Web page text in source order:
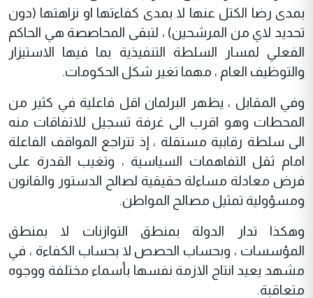
بمدى رضا الكتل عنها لا بمدى كفاءتها او نزاهتها (دون
تحديد لاي من المرشحين) ، لتبقى المحاصصة هي الحاكم
الفعلي لمسار السلطة التنفيذية بما فيها الاستيزار
والتوظيف العام ، مهما تغير شكل الحكومات.
وفي المقابل ، يظهر البرلمان اقل فاعلية في كثير من
المحطات وهو اقرب الى غرفة تسجيل للاتفاقات منه
الى سلطة رقابية مستقلة ، إذ تتراجع المواقف الفاعلة
امام ثقل التفاهمات السياسية ، وتغيب القدرة على
فرض معادلة مساءلة حقيقية لصالح الدستور والقانون
ومسؤولية تمثيل مصالح المواطن.
وهكذا تدار الدولة بمنطق التوازنات لا بمنطق
المؤسسات ، وبحساب الحصص لا بحساب الكفاءة ، في
مشهد يعيد انتاج الازمة نفسها بأسماء مختلفة ووجوه
متعاقبة.